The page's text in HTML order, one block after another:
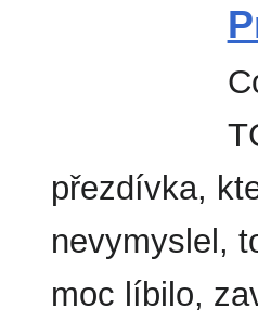
přezdívka,
nevymyslel,
moc líbilo,